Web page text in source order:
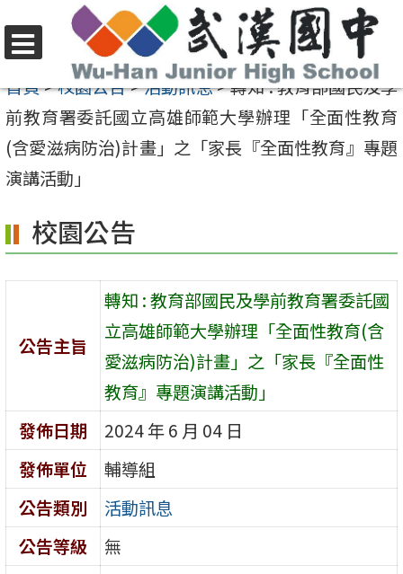
至
要
內
容
選
單
首頁>校園公告>活動訊息>轉知 : 教育部國民及學
前教育署委託國立高雄師範大學辦理「全面性教育
(含愛滋病防治)計畫」之「家長『全面性教育』專題
演講活動」
校園公告
公告主旨
轉知 : 教育部國民及學前教育署委託國
立高雄師範大學辦理「全面性教育(含
愛滋病防治)計畫」之「家長『全面性
教育』專題演講活動」
發佈日期
2024 年 6 月 04 日
發佈單位
輔導組
公告類別
活動訊息
公告等級
無